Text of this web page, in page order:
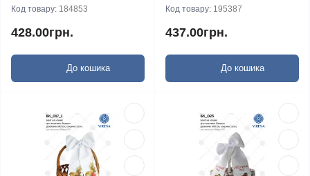
Код товару: 184853
428.00грн.
До кошика
Код товару: 195387
437.00грн.
До кошика